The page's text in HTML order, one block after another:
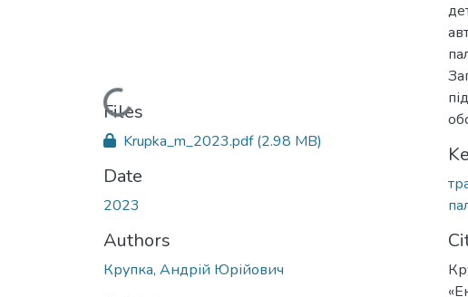
Loading...
Files
Krupka_m_2023.pdf(2.98 MB)
Date
2023
Authors
Крупка, Андрій Юрійович